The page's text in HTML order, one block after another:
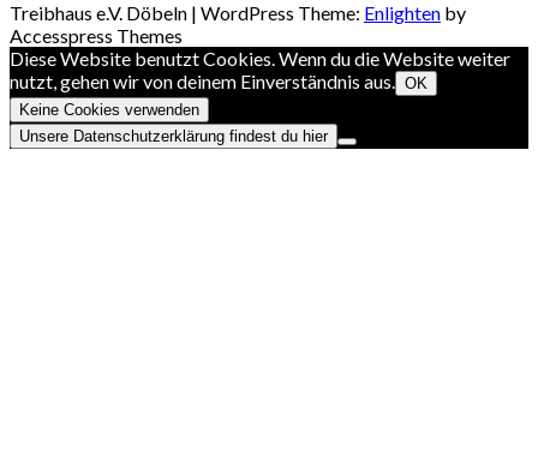
Treibhaus e.V. Döbeln | WordPress Theme: Enlighten by
Accesspress Themes
Diese Website benutzt Cookies. Wenn du die Website weiter
nutzt, gehen wir von deinem Einverständnis aus. OK
Keine Cookies verwenden
Unsere Datenschutzerklärung findest du hier